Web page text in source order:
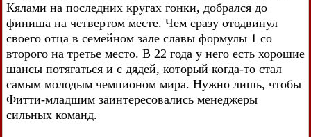
Кялами на последних кругах гонки, добрался до
финиша на четвертом месте. Чем сразу отодвинул
своего отца в семейном зале славы формулы 1 со
второго на третье место. В 22 года у него есть хорошие
шансы потягаться и с дядей, который когда-то стал
самым молодым чемпионом мира. Нужно лишь, чтобы
Фитти-младшим заинтересовались менеджеры
сильных команд.